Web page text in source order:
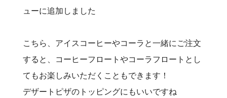
ューに追加しました
こちら、アイスコーヒーやコーラと一緒にご注文
すると、コーヒーフロートやコーラフロートとし
てもお楽しみいただくこともできます！
デザートピザのトッピングにもいいですね